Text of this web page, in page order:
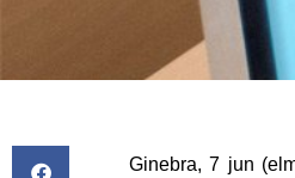
Ginebra, 7 jun